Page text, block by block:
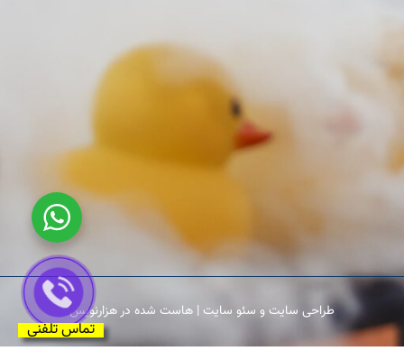
طراحی سایتو سئو سایت | هاست شده درهزارنویس
تماس تلفنی